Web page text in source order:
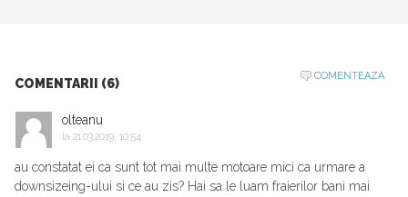
COMENTARII (6)
COMENTEAZA
olteanu
la 21.03.2019, 10:54
au constatat ei ca sunt tot mai multe motoare mici ca urmare a
downsizeing-ului si ce au zis? Hai sa le luam fraierilor bani mai